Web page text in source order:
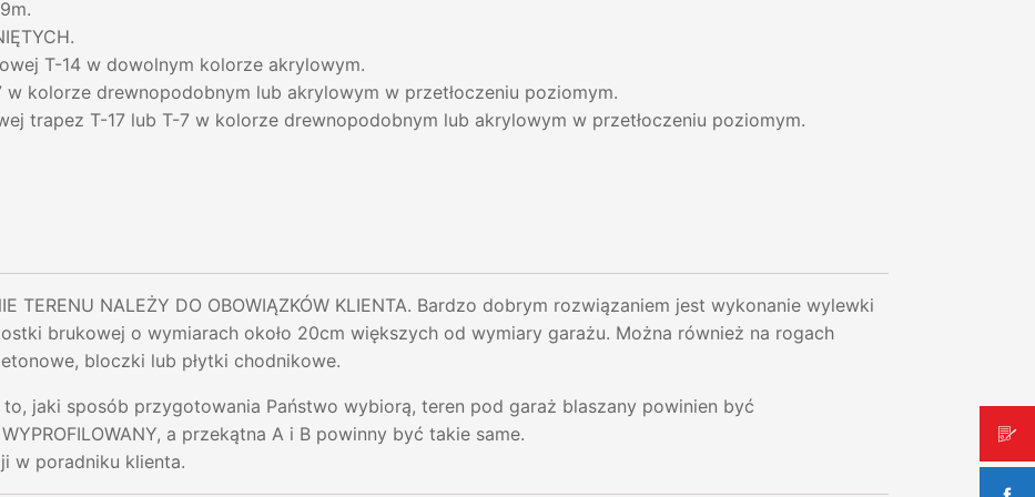
T-14 w dowolnym kolorze akrylowym.
kolorze drewnopodobnym lub akrylowym w przetłoczeniu poziomym.
trapez T-17 lub T-7 w kolorze drewnopodobnym lub akrylowym w przetłoczeniu poziomym.
TERENU NALEŻY DO OBOWIĄZKÓW KLIENTA. Bardzo dobrym rozwiązaniem jest wykonanie wylewki
brukowej o wymiarach około 20cm większych od wymiary garażu. Można również na rogach
bloczki lub płytki chodnikowe.
to, jaki sposób przygotowania Państwo wybiorą, teren pod garaż blaszany powinien być
a przekątna A i B powinny być takie same.
w poradniku klienta.